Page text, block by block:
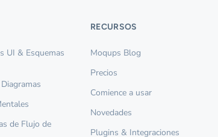
UI & Esquemas
de Flujo de
RECURSOS
Moqups Blog
Precios
Comience a usar
Novedades
Plugins & Integraciones